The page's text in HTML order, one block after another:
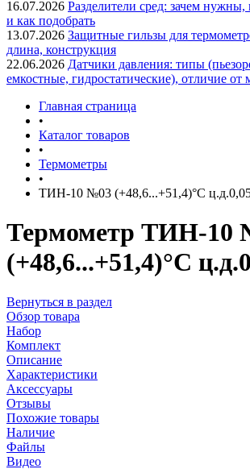
16.07.2026 Разделители сред: зачем нужны,
и как подобрать
13.07.2026 Защитные гильзы для
длина, конструкция
22.06.2026 Датчики давления: типы
емкостные, гидростатические), отличие от
Главная страница
•
Каталог товаров
•
Термометры
•
ТИН-10 №03 (+48,6...+51,4)°С
Термометр ТИН-10
(+48,6...+51,4)°С
Вернуться в раздел
Обзор товара
Набор
Комплект
Описание
Характеристики
Аксессуары
Отзывы
Похожие товары
Наличие
Файлы
Видео